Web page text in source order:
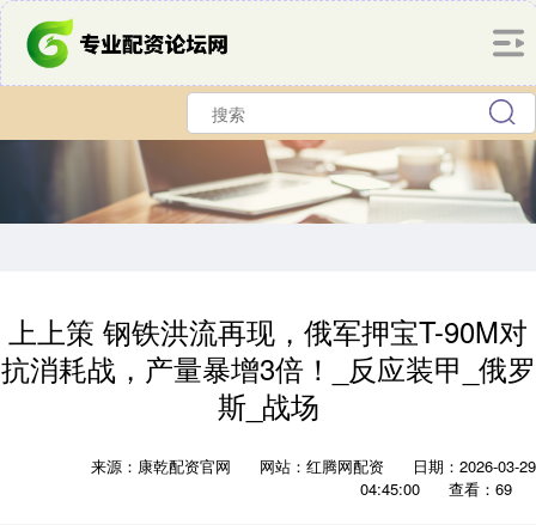
上上策 钢铁洪流再现，俄军押宝T-90M对
抗消耗战，产量暴增3倍！_反应装甲_俄罗
斯_战场
来源：康乾配资官网 网站：红腾网配资
日期：2026-03-29
04:45:00
查看：69